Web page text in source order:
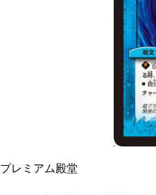
プレミアム殿堂